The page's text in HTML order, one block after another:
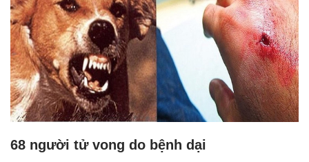
68 người tử vong do bệnh dại